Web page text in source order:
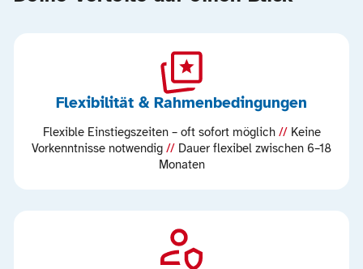
Flexibilität & Rahmenbedingungen
Flexible Einstiegszeiten – oft sofort möglich //Keine
Vorkenntnisse notwendig // Dauer flexibel zwischen 6–18
Monaten